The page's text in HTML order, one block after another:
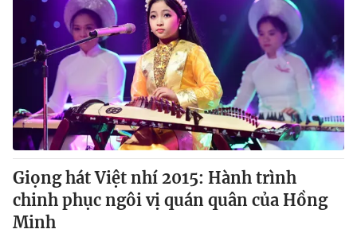
Giọng hát Việt nhí 2015: Hành trình
chinh phục ngôi vị quán quân của Hồng
Minh